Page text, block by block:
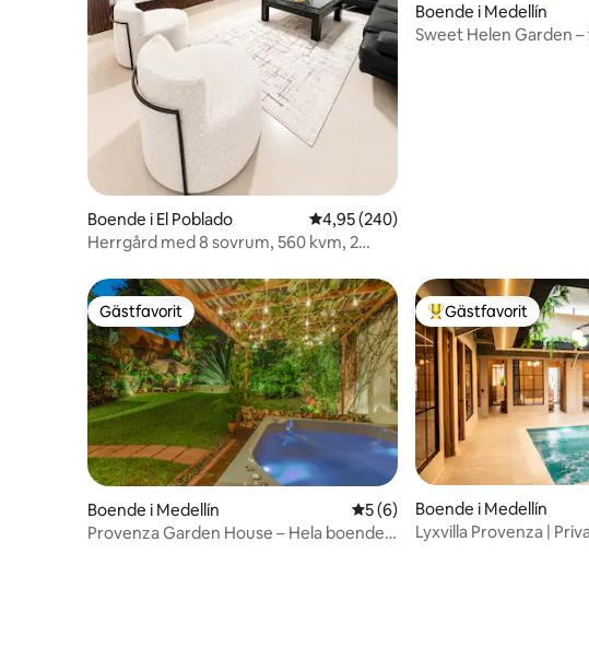
Boende i El Poblado 4,95 av 5 i genomsnittligt betyg, 240
4,95 (240)
Herrgård med 8 sovrum, 560 kvm, 2
Boende i Medellín
Sweet Helen Garden
Gästfavorit
Gästfavorit
Boende i Medellín 5 av 5 i genomsnittligt betyg, 6
5 (6)
Provenza Garden House – Hela boendet
Populär gästfavorit
Gästfavorit
Boende i Medellín
Lyxvilla Provenza |